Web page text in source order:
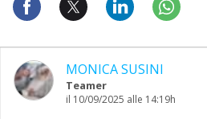
MONICA SUSINI
Teamer
il 10/09/2025 alle 14:19h